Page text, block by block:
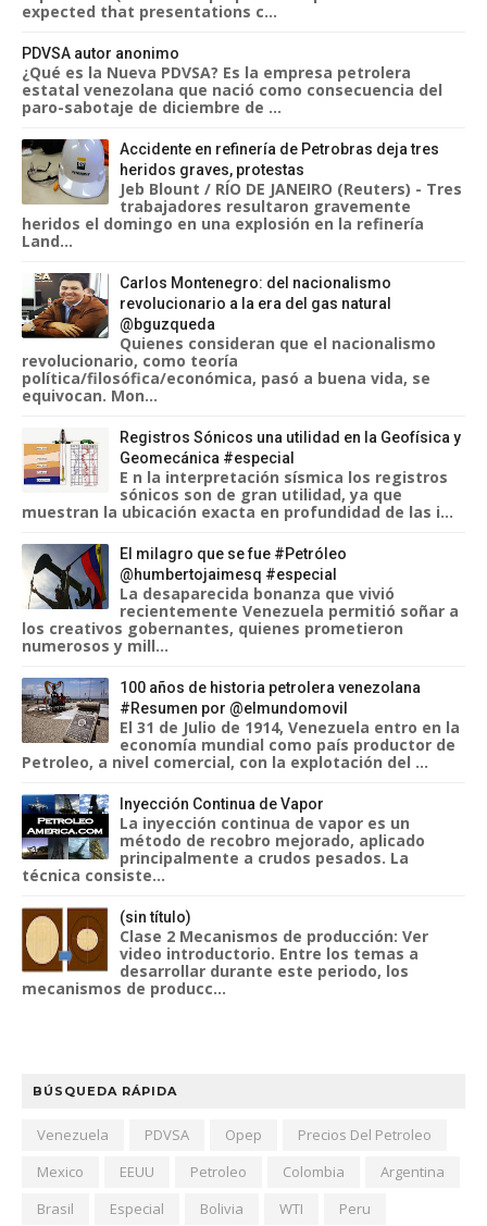
expected that presentations c...
PDVSA autor anonimo
¿Qué es la Nueva PDVSA? Es la empresa petrolera
estatal venezolana que nació como consecuencia del
paro-sabotaje de diciembre de ...
Accidente en refinería de Petrobras deja tres
heridos graves, protestas
Jeb Blount / RÍO DE JANEIRO (Reuters) - Tres
trabajadores resultaron gravemente
heridos el domingo en una explosión en la refinería
Land...
Carlos Montenegro: del nacionalismo
revolucionario a la era del gas natural
@bguzqueda
Quienes consideran que el nacionalismo
revolucionario, como teoría
política/filosófica/económica, pasó a buena vida, se
equivocan. Mon...
Registros Sónicos una utilidad en la Geofísica y
Geomecánica #especial
E n la interpretación sísmica los registros
sónicos son de gran utilidad, ya que
muestran la ubicación exacta en profundidad de las i...
El milagro que se fue #Petróleo
@humbertojaimesq #especial
La desaparecida bonanza que vivió
recientemente Venezuela permitió soñar a
los creativos gobernantes, quienes prometieron
numerosos y mill...
100 años de historia petrolera venezolana
#Resumen por @elmundomovil
El 31 de Julio de 1914, Venezuela entro en la
economía mundial como país productor de
Petroleo, a nivel comercial, con la explotación del ...
Inyección Continua de Vapor
La inyección continua de vapor es un
método de recobro mejorado, aplicado
principalmente a crudos pesados. La
técnica consiste...
(sin título)
Clase 2 Mecanismos de producción: Ver
video introductorio. Entre los temas a
desarrollar durante este periodo, los
mecanismos de producc...
BÚSQUEDA RÁPIDA
Venezuela PDVSA Opep
Precios Del Petroleo
Mexico
EEUU Petroleo Colombia
Argentina
Brasil
Especial Bolivia WTI
Peru